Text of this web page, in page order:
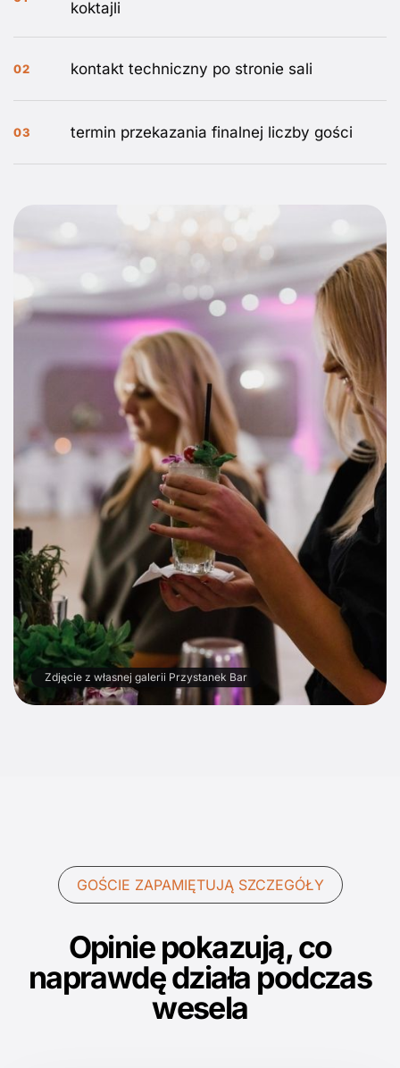
koktajli
02 kontakt techniczny po stronie sali
03 termin przekazania finalnej liczby gości
Zdjęcie z własnej galerii Przystanek Bar
GOŚCIE ZAPAMIĘTUJĄ SZCZEGÓŁY
Opinie pokazują, co
naprawdę działa podczas
wesela